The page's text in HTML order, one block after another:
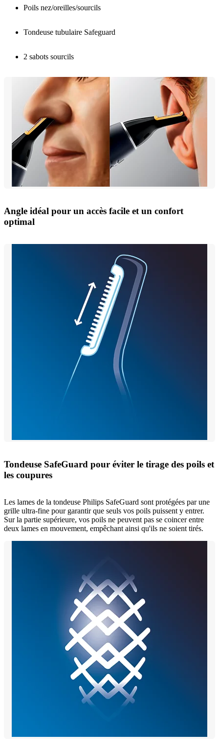
Poils nez/oreilles/sourcils
Tondeuse tubulaire Safeguard
2 sabots sourcils
Angle idéal pour un accès facile et un confort
optimal
Tondeuse SafeGuard pour éviter le tirage des poils et
les coupures
Les lames de la tondeuse Philips SafeGuard sont protégées par une
grille ultra-fine pour garantir que seuls vos poils puissent y entrer.
Sur la partie supérieure, vos poils ne peuvent pas se coincer entre
deux lames en mouvement, empêchant ainsi qu'ils ne soient tirés.